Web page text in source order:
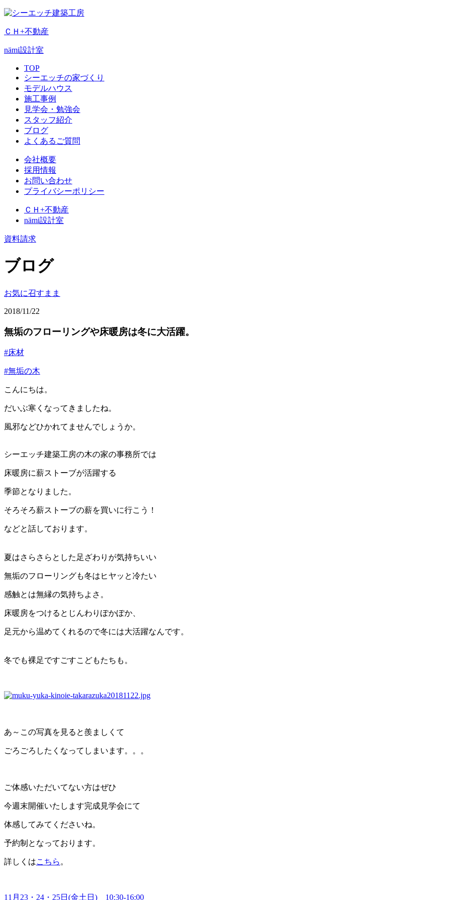
ＣＨ+不動産
nämi設計室
TOP
シーエッチの家づくり
モデルハウス
施工事例
見学会・勉強会
スタッフ紹介
ブログ
よくあるご質問
会社概要
採用情報
お問い合わせ
プライバシーポリシー
ＣＨ+不動産
nämi設計室
資料請求
ブログ
お気に召すまま
2018/11/22
無垢のフローリングや床暖房は冬に大活躍。
#床材
#無垢の木
こんにちは。
だいぶ寒くなってきましたね。
風邪などひかれてませんでしょうか。
シーエッチ建築工房の木の家の事務所では
床暖房に薪ストーブが活躍する
季節となりました。
そろそろ薪ストーブの薪を買いに行こう！
などと話しております。
夏はさらさらとした足ざわりが気持ちいい
無垢のフローリングも冬はヒヤッと冷たい
感触とは無縁の気持ちよさ。
床暖房をつけるとじんわりぽかぽか、
足元から温めてくれるので冬には大活躍なんです。
冬でも裸足ですごすこどもたちも。
あ～この写真を見ると羨ましくて
ごろごろしたくなってしまいます。。。
ご体感いただいてない方はぜひ
今週末開催いたします完成見学会にて
体感してみてくださいね。
予約制となっております。
詳しくはこちら 。
11月23・24・25日(金土日) 10:30-16:00